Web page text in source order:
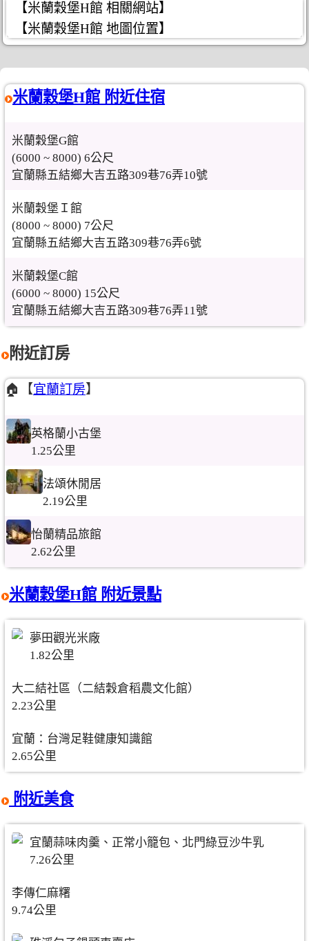
【米蘭穀堡H館 相關網站】
【米蘭穀堡H館 地圖位置】
米蘭穀堡H館 附近住宿
米蘭穀堡G館
(6000 ~ 8000) 6公尺
宜蘭縣五結鄉大吉五路309巷76弄10號
米蘭穀堡Ｉ館
(8000 ~ 8000) 7公尺
宜蘭縣五結鄉大吉五路309巷76弄6號
米蘭穀堡C館
(6000 ~ 8000) 15公尺
宜蘭縣五結鄉大吉五路309巷76弄11號
附近訂房
🏠【宜蘭訂房】
英格蘭小古堡
1.25公里
法頌休閒居
2.19公里
怡蘭精品旅館
2.62公里
米蘭穀堡H館 附近景點
夢田觀光米廠
1.82公里
大二結社區（二結穀倉稻農文化館）
2.23公里
宜蘭：台灣足鞋健康知識館
2.65公里
附近美食
宜蘭蒜味肉羹、正常小籠包、北門綠豆沙牛乳
7.26公里
李傳仁麻糬
9.74公里